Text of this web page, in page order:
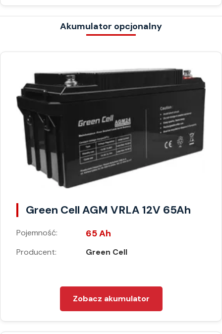
Akumulator opcjonalny
Green Cell AGM VRLA 12V 65Ah
Pojemność: 65 Ah
Producent: Green Cell
Zobacz akumulator